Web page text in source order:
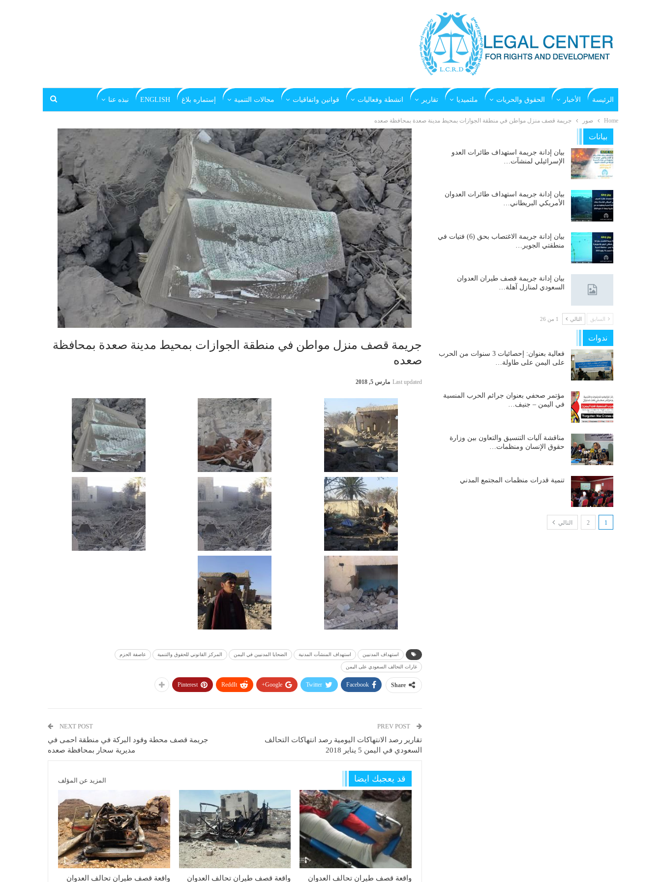
الرئيسة الأخبار الحقوق والحريات ملتميديا تقارير انشطة وفعاليات قوانين واتفاقيات مجالات التنمية إستماره بلاغ ENGLISH نبذه عنا
Home صور جريمة قصف منزل مواطن في منطقة الجوازات بمحيط مدينة صعدة بمحافظة صعده
جريمة قصف منزل مواطن في منطقة الجوازات بمحيط مدينة صعدة بمحافظة
صعده
Last updated مارس 5, 2018
استهداف المدنيين استهداف المنشآت المدنية الضحايا المدنيين في اليمن المركز القانوني للحقوق والتنمية عاصفة الحزم
غارات التحالف السعودي على اليمن
Share
Facebook
Twitter
Google+
ReddIt
Pinterest
PREV POST
تقارير رصد الانتهاكات اليومية رصد انتهاكات التحالف
السعودي في اليمن 5 يناير 2018
NEXT POST
جريمة قصف محطة وقود البركة في منطقة احمى في
مديرية سحار بمحافظة صعده
قد يعجبك ايضا المزيد عن المؤلف
واقعة قصف طيران تحالف العدوان واقعة قصف طيران تحالف العدوان واقعة قصف طيران تحالف العدوان
بيانات
بيان إدانة جريمة استهداف طائرات العدو
الإسرائيلي لمنشآت…
بيان إدانة جريمة استهداف طائرات العدوان
الأمريكي البريطاني…
بيان إدانة جريمة الاغتصاب بحق (6) فتيات في
منطقتي الجوير…
بيان إدانة جريمة قصف طيران العدوان
السعودي لمنازل آهلة…
السابق التالي 1 من 26
ندوات
فعالية بعنوان: إحصائيات 3 سنوات من الحرب
على اليمن على طاولة…
مؤتمر صحفي بعنوان جرائم الحرب المنسية
في اليمن – جنيف…
مناقشة آليات التنسيق والتعاون بين وزارة
حقوق الإنسان ومنظمات…
تنمية قدرات منظمات المجتمع المدني
1
2 التالي